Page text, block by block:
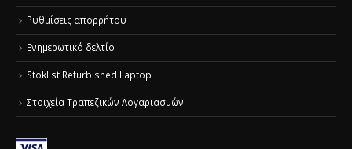
Ρυθμίσεις απορρήτου
Ενημερωτικό δελτίο
Stoklist Refurbished Laptop
Στοιχεία Τραπεζικών Λογαριασμών